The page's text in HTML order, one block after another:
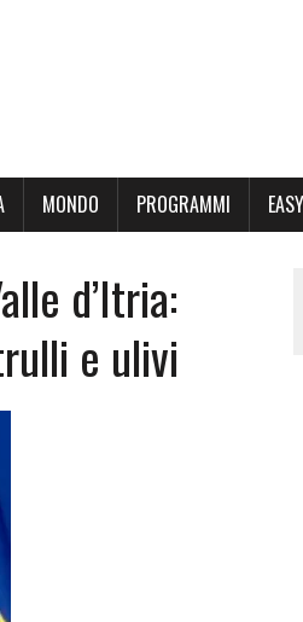
MONDO PROGRAMMI
d’Itria:
e ulivi